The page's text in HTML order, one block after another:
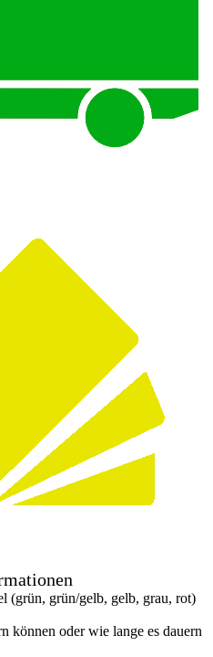
(grün, grün/gelb, gelb, grau, rot)
können oder wie lange es dauern